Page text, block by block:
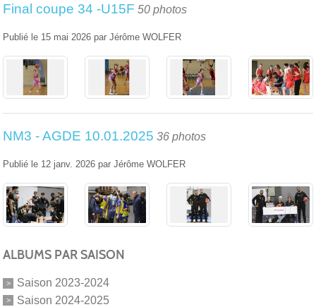
Final coupe 34 -U15F 50 photos
Publié le 15 mai 2026 par Jérôme WOLFER
NM3 - AGDE 10.01.2025 36 photos
Publié le 12 janv. 2026 par Jérôme WOLFER
ALBUMS PAR SAISON
Saison 2023-2024
Saison 2024-2025